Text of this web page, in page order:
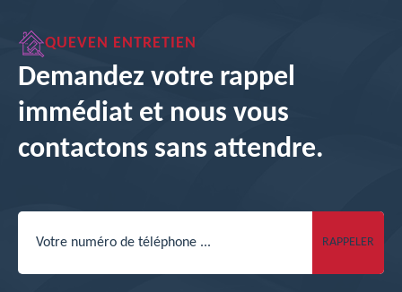
QUEVEN ENTRETIEN
Demandez votre rappel
immédiat et nous vous
contactons sans attendre.